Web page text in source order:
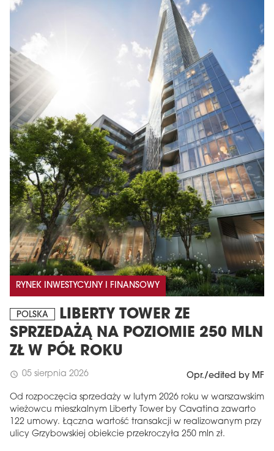
RYNEK INWESTYCYJNY I FINANSOWY
POLSKA
LIBERTY TOWER ZE
SPRZEDAŻĄ NA POZIOMIE 250 MLN
ZŁ W PÓŁ ROKU
schedule 05 sierpnia 2026 Opr./edited by MF
Od rozpoczęcia sprzedaży w lutym 2026 roku w warszawskim
wieżowcu mieszkalnym Liberty Tower by Cavatina zawarto
122 umowy. Łączna wartość transakcji w realizowanym przy
ulicy Grzybowskiej obiekcie przekroczyła 250 mln zł.